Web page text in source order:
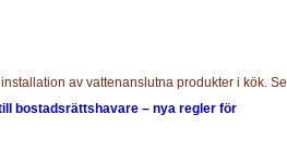
av vattenanslutna produkter i kök. Se
bostadsrättshavare – nya regler för